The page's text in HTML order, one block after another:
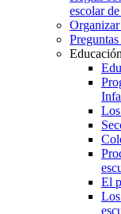
escolar
Organizar
El